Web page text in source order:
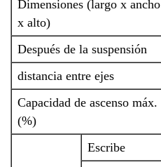
Dimensiones (largo x ancho
x alto)
Después de la suspensión
distancia entre ejes
Capacidad de ascenso máx.
(%)
Escribe